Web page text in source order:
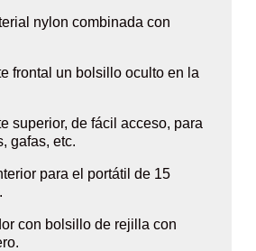
nylon combinada con
frontal un bolsillo oculto en la
superior, de fácil acceso, para
gafas, etc.
para el portátil de 15
con bolsillo de rejilla con